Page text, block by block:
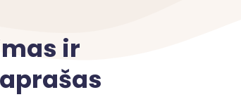
ir